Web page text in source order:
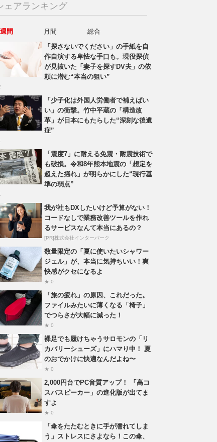
ェアランキング
週間 月間
総合
「探さないでください」の手紙を自
作自演する卑怯な手口も。現役探偵
が見抜いた「妻子を探すDV夫」の依
頼に潜む“本当の狙い”
「少子化は外国人労働者で補えばい
い」の衝撃。竹中平蔵の「構造改
革」が日本にもたらした“深刻な後遺
症”
「震度7」に耐える免震・耐震技術で
も破損。令和8年熊本地震の「想定を
超えた揺れ」が明らかにした“現行基
準の弱点”
我が社もDXしたいけど予算がない！
コードなしで業務改善ツールを作れ
るサービスなんて本当にあるの？
[PR]株式会社インターパーク
数量限定の「夏に使いたいシャワー
ジェル」が、本当に気持ちいい！爽
快感がクセになるよ
★ 0
「旅の疲れ」の原因、これだった。
ファイルみたいに薄くなる「椅子」
でつらさが大幅に減った！
★ 0
裸足でも履けちゃうサロモンの「リ
カバリーシューズ」にハマり中！ 夏
のおでかけに快適なんだよね〜
★ 0
2,000円台でPC音質アップ！ 「高コ
スパスピーカー」の進化版が出てま
すよ
★ 0
「傘をたたむときに手が濡れてしま
う」ストレスにさよなら！この傘、